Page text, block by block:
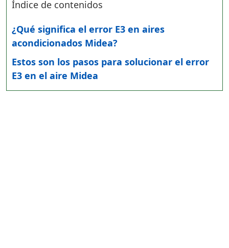
Índice de contenidos
¿Qué significa el error E3 en aires
acondicionados Midea?
Estos son los pasos para solucionar el error
E3 en el aire Midea